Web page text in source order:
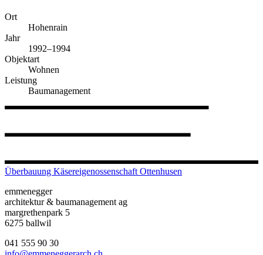
Ort
Hohenrain
Jahr
1992–1994
Objektart
Wohnen
Leistung
Baumanagement
Überbauung Käsereigenossenschaft Ottenhusen
emmenegger
architektur & baumanagement ag
margrethenpark 5
6275 ballwil
041 555 90 30